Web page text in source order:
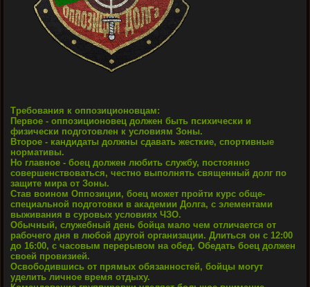
Требования к оппозиционовцам:
Первое - оппозиционовец должен быть психически и
физически подготовлен к условиям Зоны.
Второе - кандидаты должны сдавать жесткие, спортивные
нормативы.
Но главное - боец должен любить службу, постоянно
совершенствоваться, честно выполнять священный долг по
защите мира от Зоны.
Став воином Оппозиции, боец может пройти курс обще-
специальной подготовки в академии Долга, с элементами
выживания в суровых условиях ЧЗО.
Обычный, служебный день бойца мало чем отличается от
рабочего дня в любой другой организации. Длиться он с 12:00
до 16:00, с часовым перерывом на обед. Обедать боец должен
своей провизией.
Освободившись от прямых обязанностей, бойцы могут
уделить личное время отдыху.